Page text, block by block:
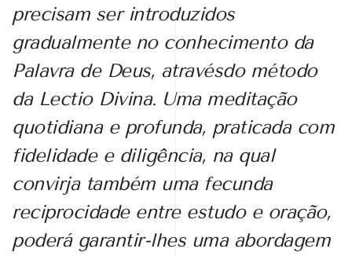
precisam ser introduzidos
gradualmente no conhecimento da
Palavra de Deus, atravésdo método
da Lectio Divina. Uma meditação
quotidiana e profunda, praticada com
fidelidade e diligência, na qual
convirja também uma fecunda
reciprocidade entre estudo e oração,
poderá garantir-lhes uma abordagem